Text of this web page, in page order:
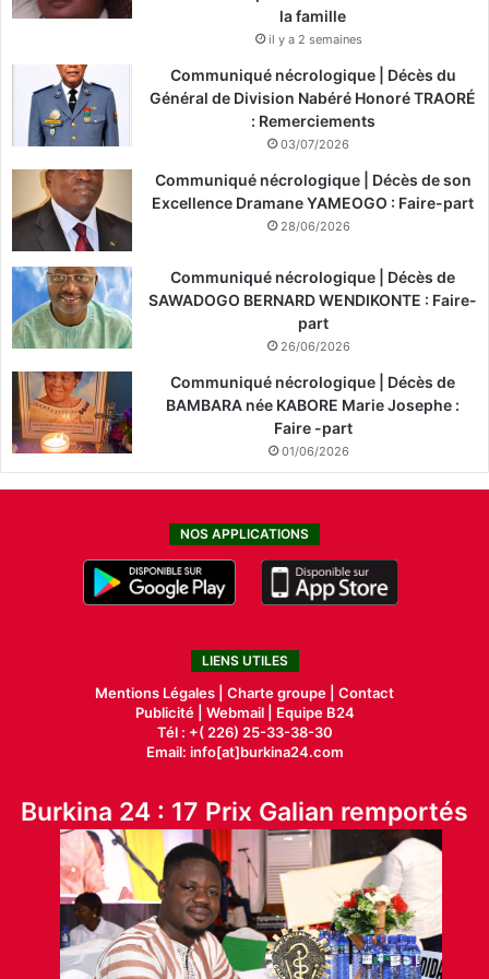
la famille
il y a 2 semaines
Communiqué nécrologique | Décès du
Général de Division Nabéré Honoré TRAORÉ
: Remerciements
03/07/2026
Communiqué nécrologique | Décès de son
Excellence Dramane YAMEOGO : Faire-part
28/06/2026
Communiqué nécrologique | Décès de
SAWADOGO BERNARD WENDIKONTE : Faire-
part
26/06/2026
Communiqué nécrologique | Décès de
BAMBARA née KABORE Marie Josephe :
Faire -part
01/06/2026
NOS APPLICATIONS
LIENS UTILES
Mentions Légales | Charte groupe | Contact
Publicité| Webmail |
Equipe B24
Tél : +( 226) 25-33-38-30
Email: info[at]burkina24.com
Burkina 24 : 17 Prix Galian remportés